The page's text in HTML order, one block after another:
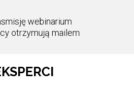
webinarium
otrzymują mailem